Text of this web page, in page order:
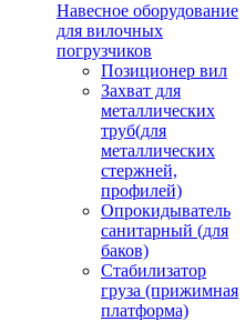
Навесное оборудование
для вилочных
погрузчиков
Позиционер вил
Захват для
металлических
труб(для
металлических
стержней,
профилей)
Опрокидыватель
санитарный (для
баков)
Стабилизатор
груза (прижимная
платформа)